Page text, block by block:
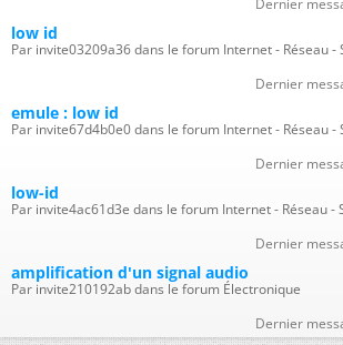
Dernier
low id
Par invite03209a36 dans le forum Internet - Réseau -
Dernier
emule : low id
Par invite67d4b0e0 dans le forum Internet - Réseau -
Dernier
low-id
Par invite4ac61d3e dans le forum Internet - Réseau -
Dernier
amplification d'un signal audio
Par invite210192ab dans le forum Électronique
Dernier